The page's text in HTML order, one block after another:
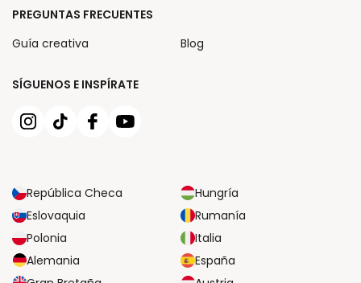
SÍGUENOS E INSPÍRATE
República Checa
Hungría
Eslovaquia
Rumanía
Polonia
Italia
Alemania
España
PREGUNTAS FRECUENTES
Guía creativa
Blog